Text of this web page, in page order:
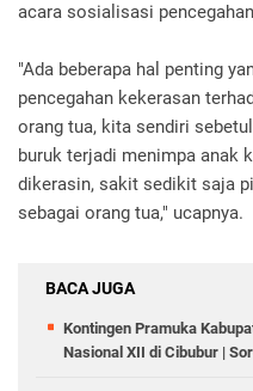
acara sosialisasi
"Ada beberapa hal penting
pencegahan kekerasan
orang tua, kita sendiri
buruk terjadi menimpa anak
dikerasin, sakit sedikit saja
sebagai orang tua," ucapnya.
BACA JUGA
Kontingen Pramuka
Nasional XII di Cibubur |